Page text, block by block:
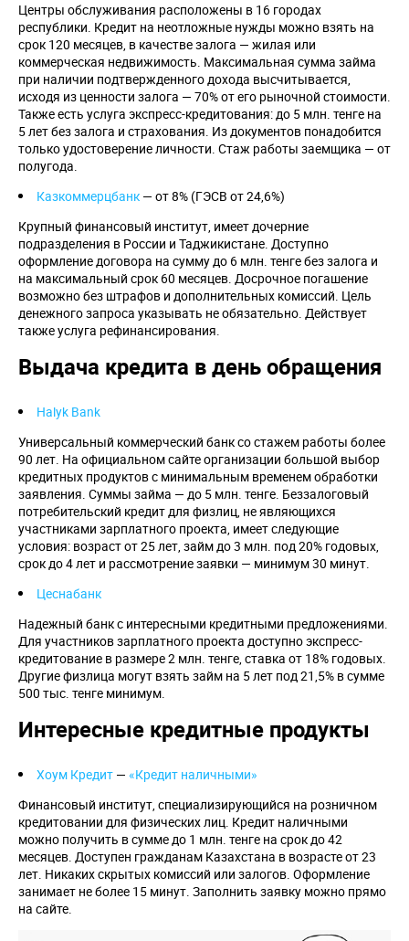
Центры обслуживания расположены в 16 городах
республики. Кредит на неотложные нужды можно взять на
срок 120 месяцев, в качестве залога — жилая или
коммерческая недвижимость. Максимальная сумма займа
при наличии подтвержденного дохода высчитывается,
исходя из ценности залога — 70% от его рыночной стоимости.
Также есть услуга экспресс-кредитования: до 5 млн. тенге на
5 лет без залога и страхования. Из документов понадобится
только удостоверение личности. Стаж работы заемщика — от
полугода.
Казкоммерцбанк — от 8% (ГЭСВ от 24,6%)
Крупный финансовый институт, имеет дочерние
подразделения в России и Таджикистане. Доступно
оформление договора на сумму до 6 млн. тенге без залога и
на максимальный срок 60 месяцев. Досрочное погашение
возможно без штрафов и дополнительных комиссий. Цель
денежного запроса указывать не обязательно. Действует
также услуга рефинансирования.
Выдача кредита в день обращения
Halyk Bank
Универсальный коммерческий банк со стажем работы более
90 лет. На официальном сайте организации большой выбор
кредитных продуктов с минимальным временем обработки
заявления. Суммы займа — до 5 млн. тенге. Беззалоговый
потребительский кредит для физлиц, не являющихся
участниками зарплатного проекта, имеет следующие
условия: возраст от 25 лет, займ до 3 млн. под 20% годовых,
срок до 4 лет и рассмотрение заявки — минимум 30 минут.
Цеснабанк
Надежный банк с интересными кредитными предложениями.
Для участников зарплатного проекта доступно экспресс-
кредитование в размере 2 млн. тенге, ставка от 18% годовых.
Другие физлица могут взять займ на 5 лет под 21,5% в сумме
500 тыс. тенге минимум.
Интересные кредитные продукты
Хоум Кредит — «Кредит наличными»
Финансовый институт, специализирующийся на розничном
кредитовании для физических лиц. Кредит наличными
можно получить в сумме до 1 млн. тенге на срок до 42
месяцев. Доступен гражданам Казахстана в возрасте от 23
лет. Никаких скрытых комиссий или залогов. Оформление
занимает не более 15 минут. Заполнить заявку можно прямо
на сайте.